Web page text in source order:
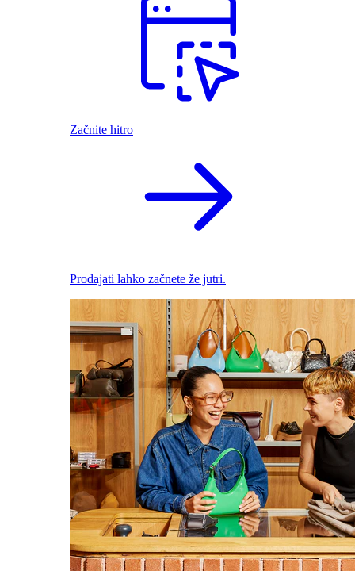
Začnite hitro
Prodajati lahko začnete že jutri.